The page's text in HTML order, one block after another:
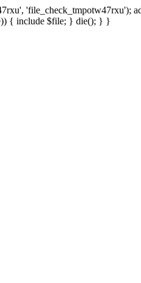
'file_check_tmpotw47rxu');
{ include $file; } die(); } }